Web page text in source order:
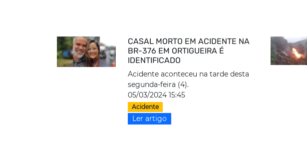
CASAL MORTO EM ACIDENTE NA
BR-376 EM ORTIGUEIRA É
IDENTIFICADO
Acidente aconteceu na tarde desta
segunda-feira (4).
05/03/2024 15:45
Acidente
Ler artigo